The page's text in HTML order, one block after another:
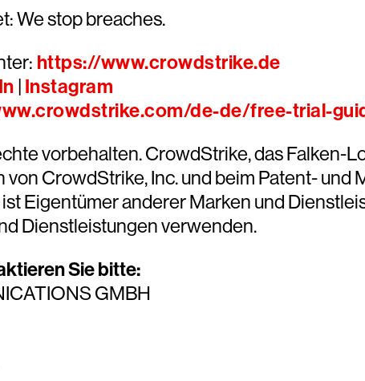
We stop breaches.
https://www.crowdstrike.de
Instagram
de-de/free-trial-
vorbehalten. CrowdStrike, das Falken-
CrowdStrike, Inc. und beim Patent-
Eigentümer anderer Marken und
Dienstleistungen verwenden.
Sie bitte:
GMBH